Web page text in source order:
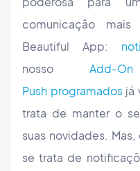
comunicação
Beautiful App:
nosso
Push programadosjá
trata de manter o
suas novidades.
se trata de